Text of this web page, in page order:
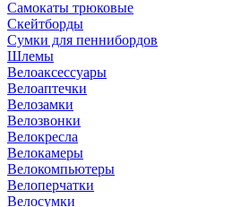
Самокаты трюковые
Скейтборды
Сумки для пеннибордов
Шлемы
Велоаксессуары
Велоаптечки
Велозамки
Велозвонки
Велокресла
Велокамеры
Велокомпьютеры
Велоперчатки
Велосумки